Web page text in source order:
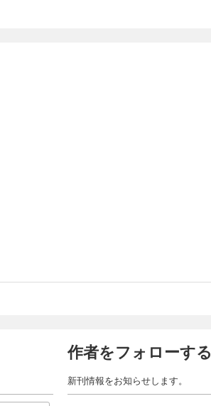
作者をフォローする
新刊情報をお知らせします。